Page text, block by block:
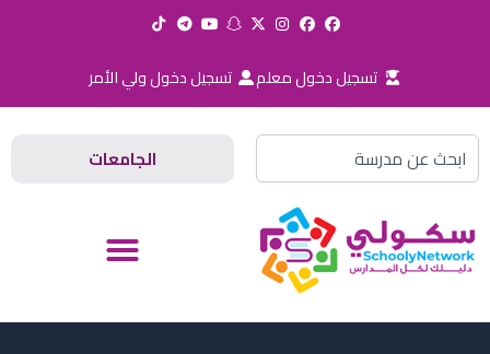
تسجيل دخول معلم تسجيل دخول ولي الأمر
الجامعات Search